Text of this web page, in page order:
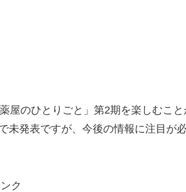
屋のひとりごと」第2期を楽しむこと
未発表ですが、今後の情報に注目が
ク